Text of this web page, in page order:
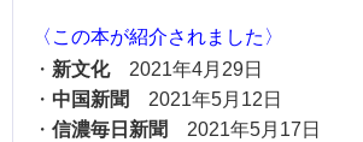
〈この本が紹介されました〉
・ 新文化2021年4月29日
・ 中国新聞
2021年5月12日
・ 信濃毎日新聞
2021年5月17日